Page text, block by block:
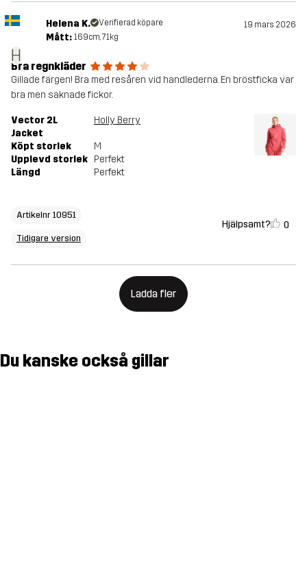
H
Helena K. Verifierad köpare 19 mars 2026
Mått: 169cm, 71kg
Bra regnkläder
Gillade färgen! Bra med resåren vid handlederna. En bröstficka var
bra men saknade fickor.
Vector 2L
Jacket
Holly Berry
Köpt storlek
M
Upplevd storlek Perfekt
Längd
Perfekt
Artikelnr 10951
Tidigare version
Hjälpsamt? 0
Ladda fler
Du kanske också gillar